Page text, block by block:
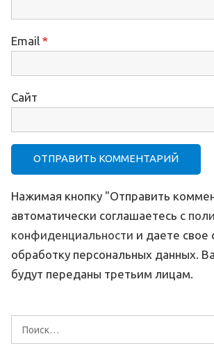
Email *
Сайт
Нажимая кнопку "Отправить
автоматически соглашаетесь с
конфиденциальности и даете свое
обработку персональных данных.
будут переданы третьим лицам.
Найти: